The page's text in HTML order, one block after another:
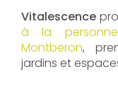
Vitalescence
à la
Montberon,
jardins et